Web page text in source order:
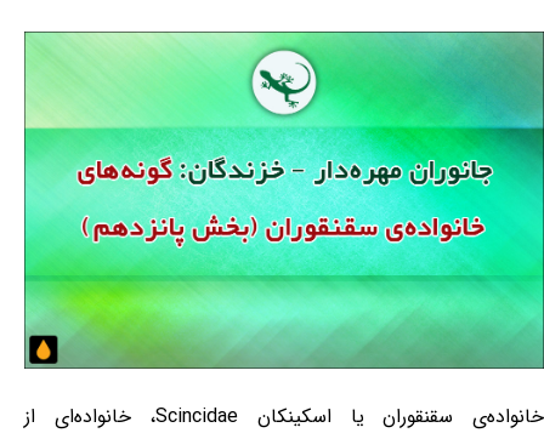
خانواده‌ی سقنقوران یا اسکینکان Scincidae، خانواده‌ای از